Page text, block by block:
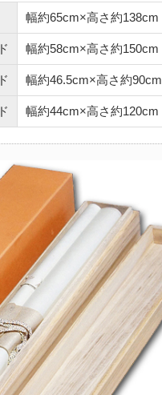
幅約65cm×高さ約138cm
幅約58cm×高さ約150cm
幅約46.5cm×高さ約90cm
幅約44cm×高さ約120cm